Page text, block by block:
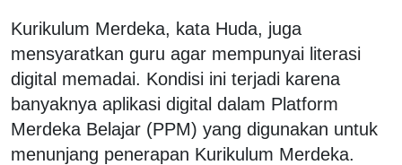
Kurikulum Merdeka, kata Huda, juga
mensyaratkan guru agar mempunyai literasi
digital memadai. Kondisi ini terjadi karena
banyaknya aplikasi digital dalam Platform
Merdeka Belajar (PPM) yang digunakan untuk
menunjang penerapan Kurikulum Merdeka.